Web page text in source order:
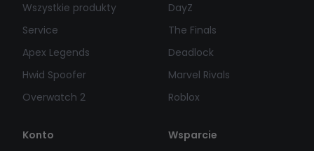
Wszystkie produkty
Service
Apex Legends
Hwid Spoofer
Overwatch 2
DayZ
The Finals
Deadlock
Marvel Rivals
Roblox
Konto
Wsparcie